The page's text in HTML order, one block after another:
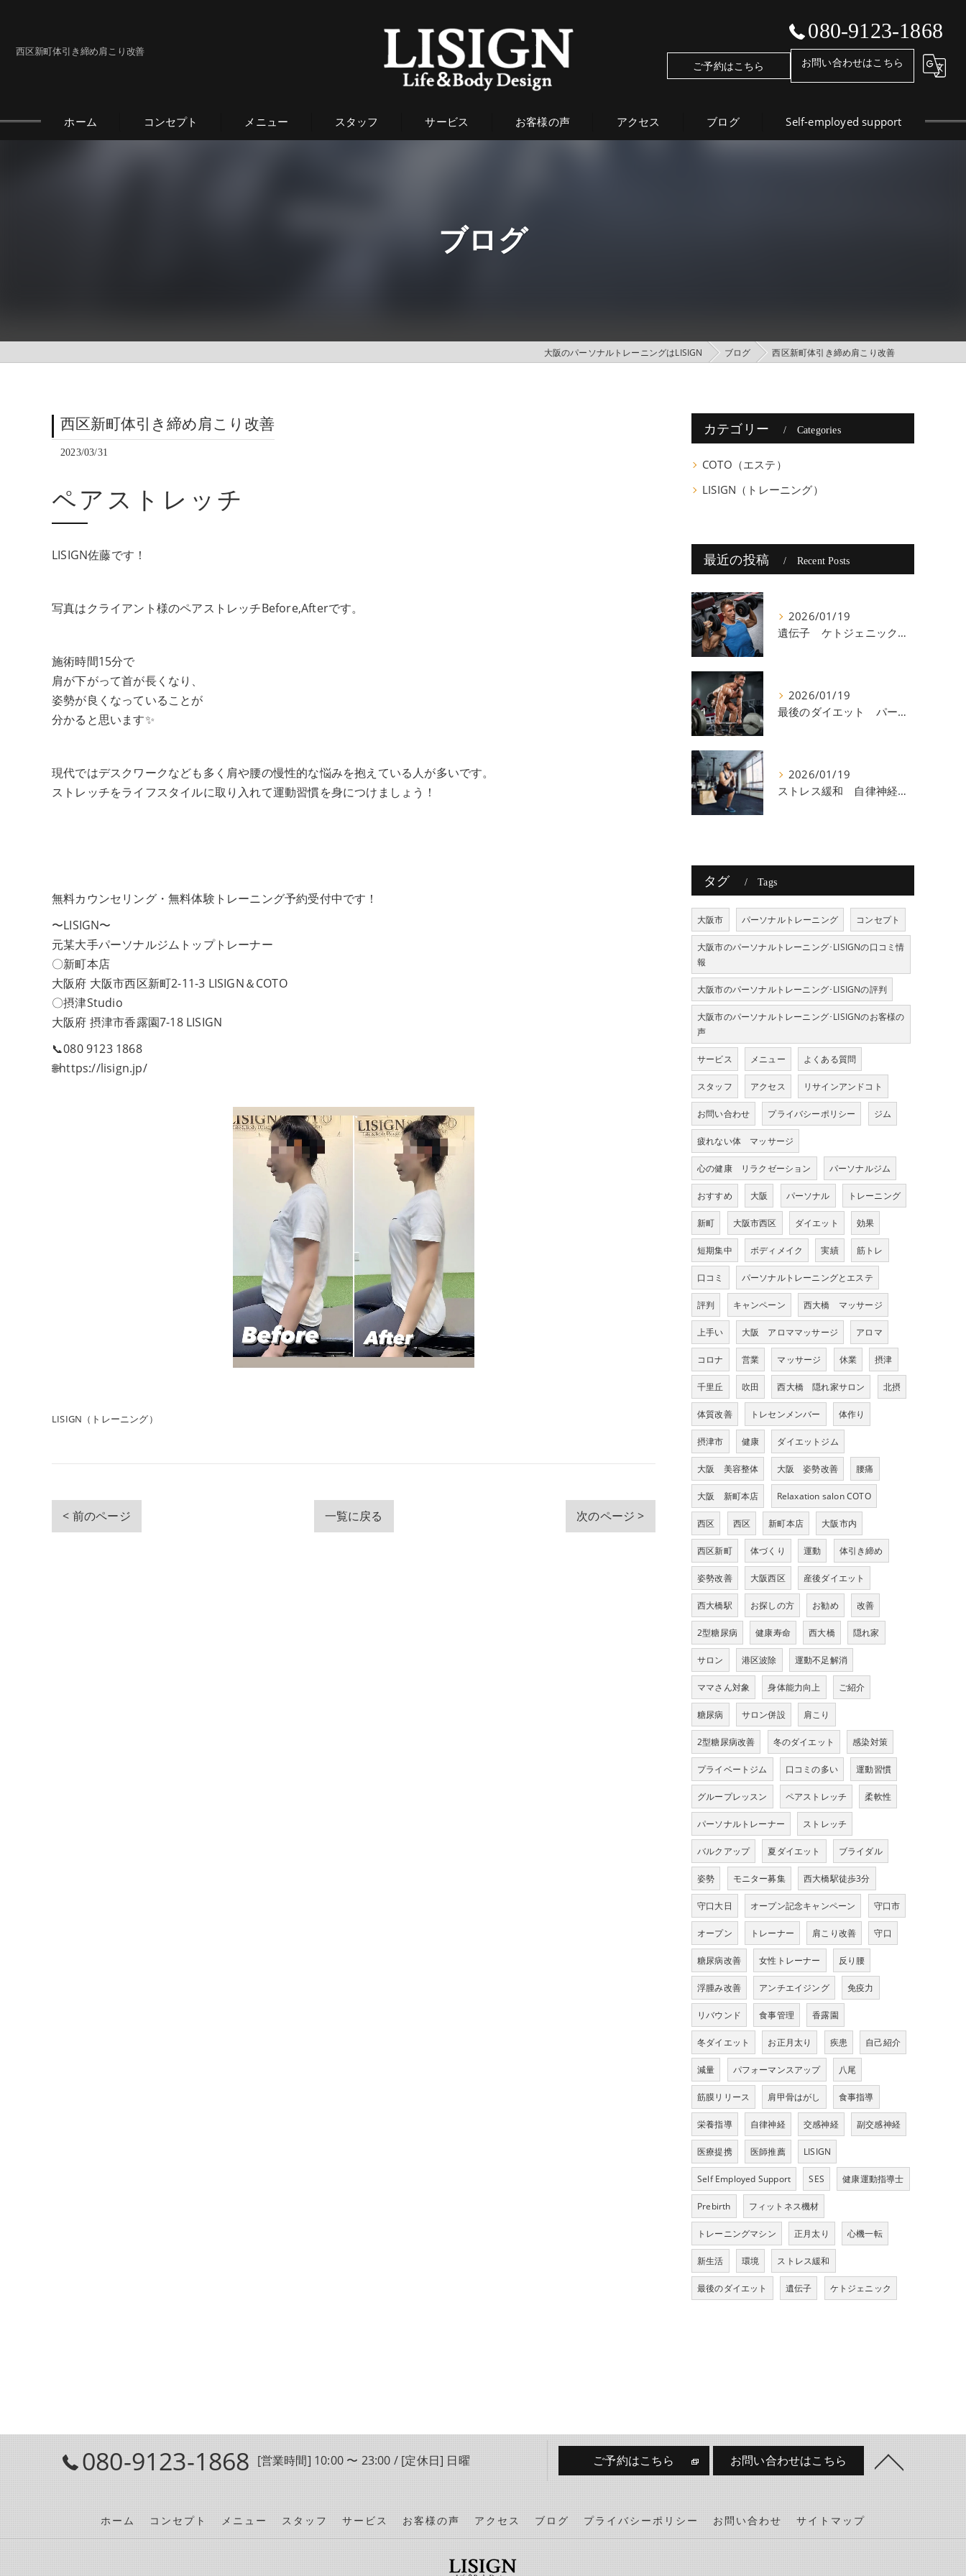
西区新町体引き締め肩こり改善
080-9123-1868
ご予約はこちら お問い合わせはこちら
ホーム コンセプト メニュー スタッフ サービス お客様の声 アクセス ブログ Self-employed support
ブログ
大阪のパーソナルトレーニングはLISIGN ブログ 西区新町体引き締め肩こり改善
西区新町体引き締め肩こり改善
2023/03/31
ペアストレッチ
LISIGN佐藤です！
写真はクライアント様のペアストレッチBefore,Afterです。
施術時間15分で
肩が下がって首が長くなり、
姿勢が良くなっていることが
分かると思います✨
現代ではデスクワークなども多く肩や腰の慢性的な悩みを抱えている人が多いです。
ストレッチをライフスタイルに取り入れて運動習慣を身につけましょう！
無料カウンセリング・無料体験トレーニング予約受付中です！
〜LISIGN〜
元某大手パーソナルジムトップトレーナー
〇新町本店
大阪府 大阪市西区新町2-11-3 LISIGN＆COTO
〇摂津Studio
大阪府 摂津市香露園7-18 LISIGN
📞080 9123 1868
🌐https://lisign.jp/
LISIGN（トレーニング）
< 前のページ 一覧に戻る 次のページ >
カテゴリー Categories
COTO（エステ）
LISIGN（トレーニング）
最近の投稿 Recent Posts
2026/01/19
遺伝子 ケトジェニック 八尾
2026/01/19
最後のダイエット パーソナルトレーニング 八尾
2026/01/19
ストレス緩和 自律神経 八尾
タグ Tags
大阪市 パーソナルトレーニング コンセプト
大阪市のパーソナルトレーニング･LISIGNの口コミ情
報
大阪市のパーソナルトレーニング･LISIGNの評判
大阪市のパーソナルトレーニング･LISIGNのお客様の
声
サービス メニュー よくある質問
スタッフ アクセス リサインアンドコト
お問い合わせ プライバシーポリシー ジム
疲れない体 マッサージ
心の健康 リラクゼーション パーソナルジム
おすすめ 大阪 パーソナル トレーニング
新町 大阪市西区 ダイエット 効果
短期集中 ボディメイク 実績 筋トレ
口コミ パーソナルトレーニングとエステ
評判 キャンペーン 西大橋 マッサージ
上手い 大阪 アロママッサージ アロマ
コロナ 営業 マッサージ 休業 摂津
千里丘 吹田 西大橋 隠れ家サロン 北摂
体質改善 トレセンメンバー 体作り
摂津市 健康 ダイエットジム
大阪 美容整体 大阪 姿勢改善 腰痛
大阪 新町本店 Relaxation salon COTO
西区 西区 新町本店 大阪市内
西区新町 体づくり 運動 体引き締め
姿勢改善 大阪西区 産後ダイエット
西大橋駅 お探しの方 お勧め 改善
2型糖尿病 健康寿命 西大橋 隠れ家
サロン 港区波除 運動不足解消
ママさん対象 身体能力向上 ご紹介
糖尿病 サロン併設 肩こり
2型糖尿病改善 冬のダイエット 感染対策
プライベートジム 口コミの多い 運動習慣
グループレッスン ペアストレッチ 柔軟性
パーソナルトレーナー ストレッチ
バルクアップ 夏ダイエット ブライダル
姿勢 モニター募集 西大橋駅徒歩3分
守口大日 オープン記念キャンペーン 守口市
オープン トレーナー 肩こり改善 守口
糖尿病改善 女性トレーナー 反り腰
浮腫み改善 アンチエイジング 免疫力
リバウンド 食事管理 香露園
冬ダイエット お正月太り 疾患 自己紹介
減量 パフォーマンスアップ 八尾
筋膜リリース 肩甲骨はがし 食事指導
栄養指導 自律神経 交感神経 副交感神経
医療提携 医師推薦 LISIGN
Self Employed Support SES 健康運動指導士
Prebirth フィットネス機材
トレーニングマシン 正月太り 心機一転
新生活 環境 ストレス緩和
最後のダイエット 遺伝子 ケトジェニック
080-9123-1868 [営業時間] 10:00 〜 23:00 / [定休日] 日曜 ご予約はこちら お問い合わせはこちら
ホーム コンセプト メニュー スタッフ サービス お客様の声 アクセス ブログ プライバシーポリシー お問い合わせ サイトマップ